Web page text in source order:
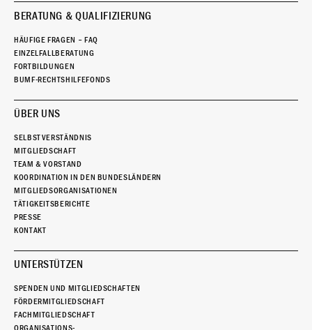
BERATUNG & QUALIFIZIERUNG
HÄUFIGE FRAGEN – FAQ
EINZELFALLBERATUNG
FORTBILDUNGEN
BUMF-RECHTSHILFEFONDS
ÜBER UNS
SELBSTVERSTÄNDNIS
MITGLIEDSCHAFT
TEAM & VORSTAND
KOORDINATION IN DEN BUNDESLÄNDERN
MITGLIEDSORGANISATIONEN
TÄTIGKEITSBERICHTE
PRESSE
KONTAKT
UNTERSTÜTZEN
SPENDEN UND MITGLIEDSCHAFTEN
FÖRDERMITGLIEDSCHAFT
FACHMITGLIEDSCHAFT
ORGANISATIONS-